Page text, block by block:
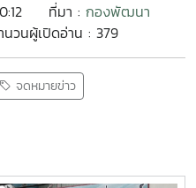
ที่มา : กองพัฒนา
นวนผู้เปิดอ่าน : 379
จดหมายข่าว